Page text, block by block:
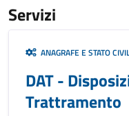
Servizi
ANAGRAFE E STATO
DAT -
Trattramento